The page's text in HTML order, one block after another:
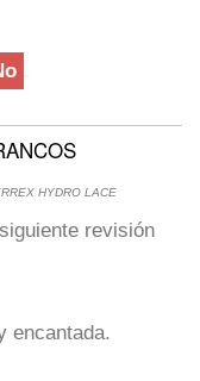
HYDRO LACE
revisión
encantada.